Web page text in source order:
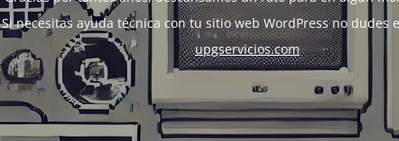
Si necesitas ayuda técnica con tu sitio web WordPress no dudes
upgservicios.com